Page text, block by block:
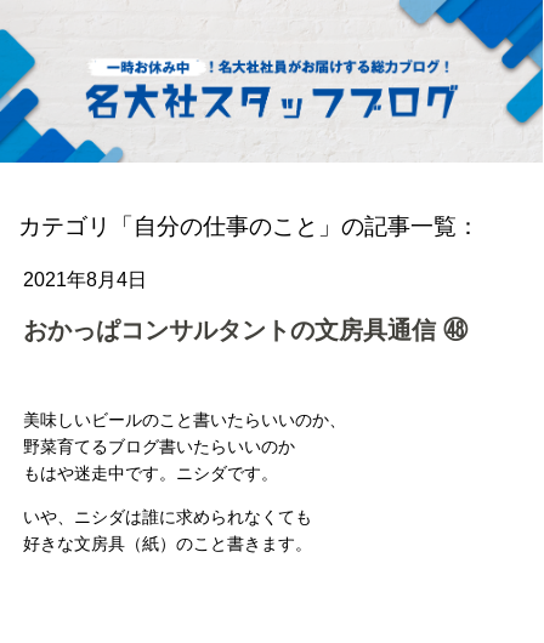
カテゴリ「自分の仕事のこと」の記事一覧：
2021年8月4日
おかっぱコンサルタントの文房具通信 ㊽
美味しいビールのこと書いたらいいのか、
野菜育てるブログ書いたらいいのか
もはや迷走中です。ニシダです。
いや、ニシダは誰に求められなくても
好きな文房具（紙）のこと書きます。